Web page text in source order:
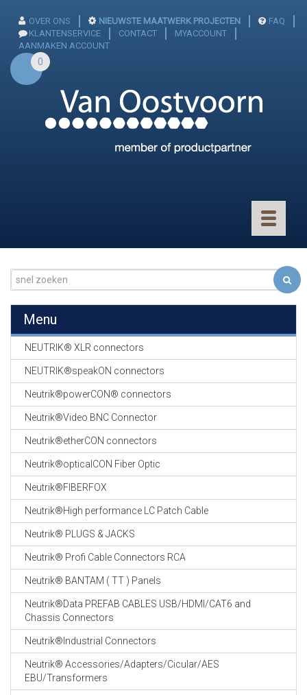
OVER ONS NIEUWSTE MAATWERK PROJECTEN
FAQ
KLANTENSERVICE
CONTACT
MYACCOUNT
AANMAKEN ACCOUNT
0
Toggle
GEVLOCHTEN KOUS
EN
KRIMP KOUS
KOPER KABEL
OP ROL
OCC OPTICAL
FIBER CABLE
GE-ASSEMBLEERDE
19" RACKS
EN
TOEBEHOREN
CABLE EQUIPEMENTS
Menu
NEUTRIK® XLR connectors
NEUTRIK®speakON connectors
Neutrik®powerCON® connectors
Neutrik®Video BNC Connector
Neutrik®etherCON connectors
Neutrik®opticalCON Fiber Optic
Neutrik®FIBERFOX
Neutrik®High performance LC Patch Cable
Neutrik® PLUGS & JACKS
Neutrik® Profi Cable Connectors RCA
Neutrik® BANTAM ( TT ) Panels
Neutrik®Data PREFAB CABLES USB/HDMI/CAT6 and
Chassis Connectors
Neutrik®Industrial Connectors
Neutrik® Accessories/Adapters/Cicular/AES
EBU/Transformers